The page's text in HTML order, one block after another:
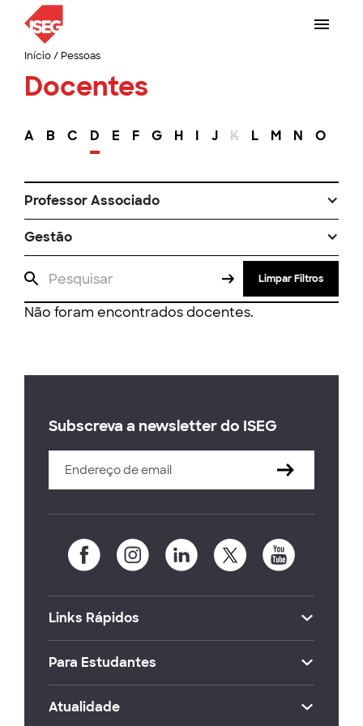
Início/ Pessoas
Docentes
A B C D E F G H I J K L M N O
Professor Associado
Gestão
Limpar Filtros
Não foram encontrados docentes.
Subscreva a newsletter do ISEG
Links Rápidos
Para Estudantes
Atualidade